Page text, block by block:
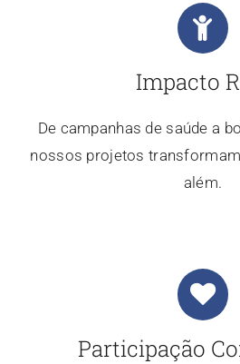
Impacto
De campanhas de saúde a
nossos projetos
além.
Participação